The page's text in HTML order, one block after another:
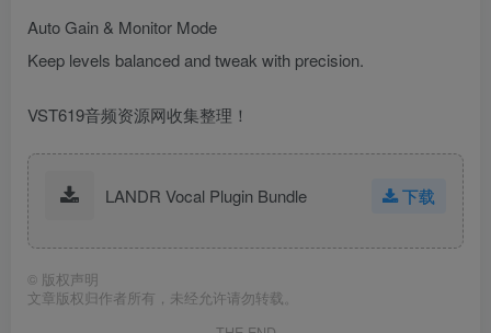
Auto Gain & Monitor Mode
Keep levels balanced and tweak with precision.
VST619音频资源网收集整理！
LANDR Vocal Plugin Bundle 下载
© 版权声明
文章版权归作者所有，未经允许请勿转载。